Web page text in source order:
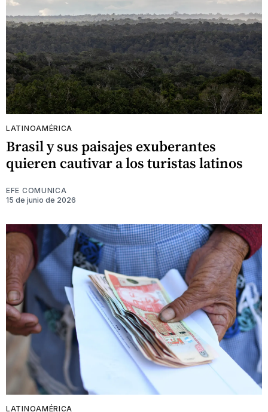
LATINOAMÉRICA
Brasil y sus paisajes exuberantes
quieren cautivar a los turistas latinos
EFE COMUNICA
15 de junio de 2026
LATINOAMÉRICA